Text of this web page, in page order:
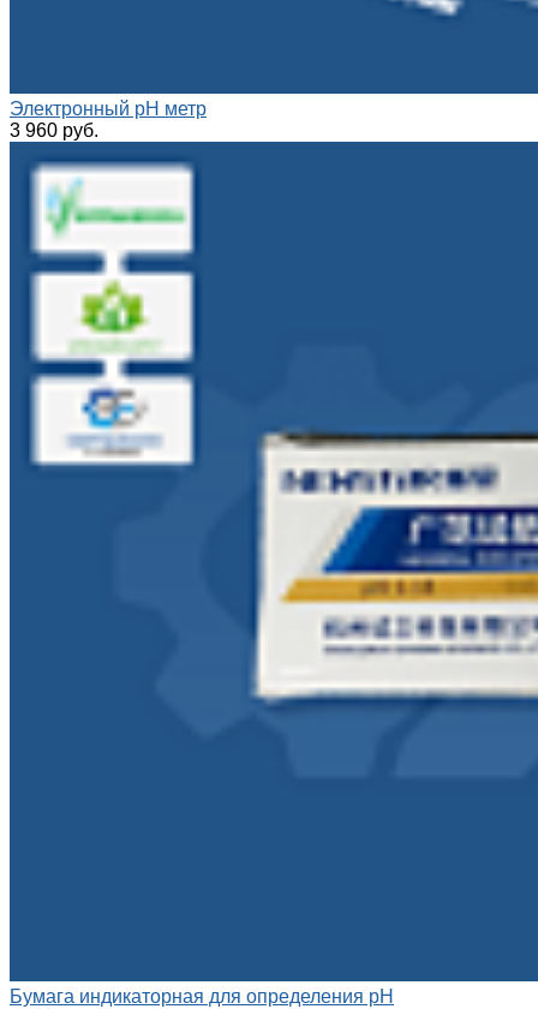
Электронный pH метр
3 960 руб.
Бумага индикаторная для определения pH